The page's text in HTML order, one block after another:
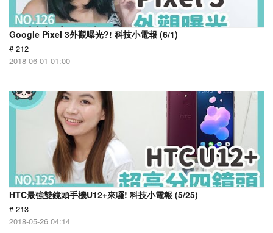
Google Pixel 3外觀曝光?! 科技小電報 (6/1)
# 212
2018-06-01 01:00
HTC最強雙鏡頭手機U12+來囉! 科技小電報 (5/25)
# 213
2018-05-26 04:14